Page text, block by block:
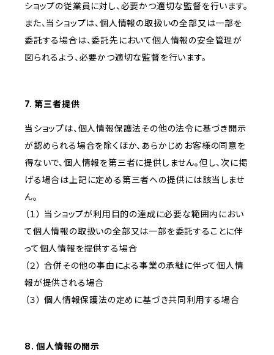
ショップの従業員に対し、必要かつ適切な監督を行います。
また、当ショップは、個人情報の取扱いの全部又は一部を
委託する場合は、委託先において個人情報の安全管理が
図られるよう、必要かつ適切な監督を行います。
7. 第三者提供
当ショップは、個人情報保護法その他の法令に基づき開示
が認められる場合を除くほか、あらかじめお客様の同意を
得ないで、個人情報を第三者に提供しません。但し、次に掲
げる場合は上記に定める第三者への提供には該当しませ
ん。
（１） 当ショップが利用目的の達成に必要な範囲内におい
て個人情報の取扱いの全部又は一部を委託することに伴
って個人情報を提供する場合
（２） 合併その他の事由による事業の承継に伴って個人情
報が提供される場合
（３） 個人情報保護法の定めに基づき共同利用する場合
8. 個人情報の開示